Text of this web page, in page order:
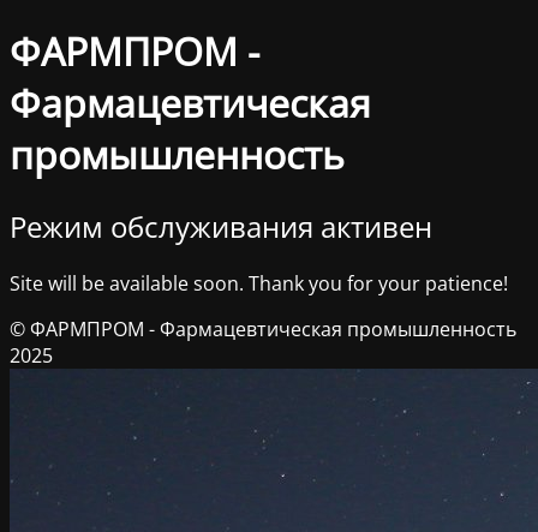
ФАРМПРОМ -
Фармацевтическая
промышленность
Режим обслуживания активен
Site will be available soon. Thank you for your patience!
© ФАРМПРОМ - Фармацевтическая промышленность
2025